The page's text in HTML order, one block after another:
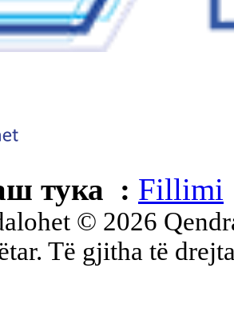
тука : Fillimi
© 2026
Të gjitha të